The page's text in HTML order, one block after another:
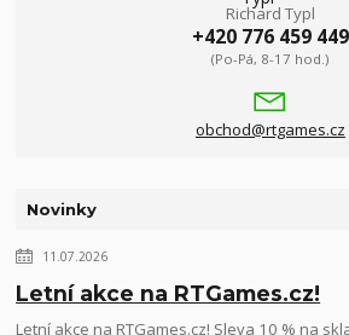
Richard Typl
+420 776 459 449
(Po-Pá, 8-17 hod.)
obchod@rtgames.cz
Novinky
11.07.2026
Letní akce na RTGames.cz!
Letní akce na RTGames.cz! Sleva 10 % na